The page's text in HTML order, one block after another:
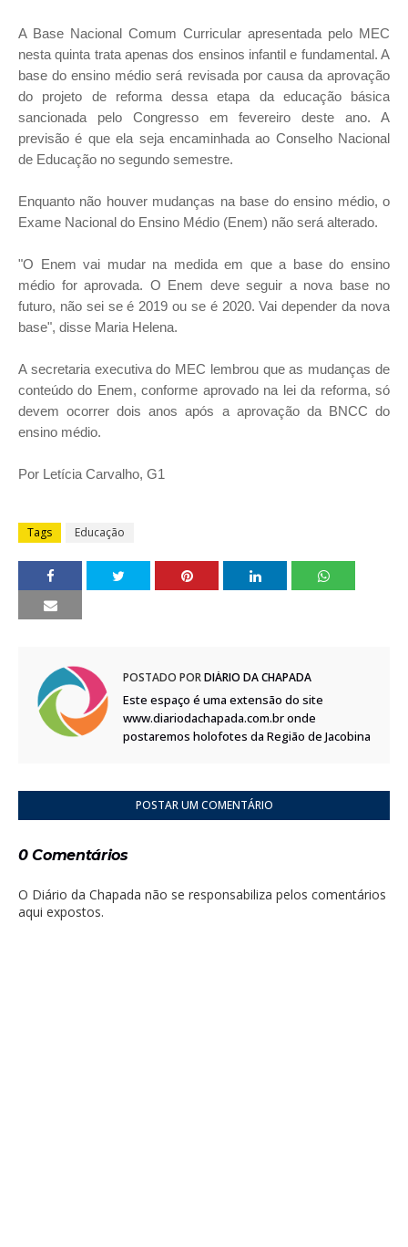
A Base Nacional Comum Curricular apresentada pelo MEC
nesta quinta trata apenas dos ensinos infantil e fundamental. A
base do ensino médio será revisada por causa da aprovação
do projeto de reforma dessa etapa da educação básica
sancionada pelo Congresso em fevereiro deste ano. A
previsão é que ela seja encaminhada ao Conselho Nacional
de Educação no segundo semestre.
Enquanto não houver mudanças na base do ensino médio, o
Exame Nacional do Ensino Médio (Enem) não será alterado.
"O Enem vai mudar na medida em que a base do ensino
médio for aprovada. O Enem deve seguir a nova base no
futuro, não sei se é 2019 ou se é 2020. Vai depender da nova
base", disse Maria Helena.
A secretaria executiva do MEC lembrou que as mudanças de
conteúdo do Enem, conforme aprovado na lei da reforma, só
devem ocorrer dois anos após a aprovação da BNCC do
ensino médio.
Por Letícia Carvalho, G1
Tags Educação
POSTADO PORDIÁRIO DA CHAPADA
Este espaço é uma extensão do site
www.diariodachapada.com.br onde
postaremos holofotes da Região de Jacobina
POSTAR UM COMENTÁRIO
0 Comentários
O Diário da Chapada não se responsabiliza pelos comentários
aqui expostos.